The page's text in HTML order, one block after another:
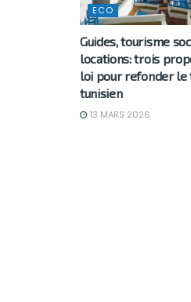
ECO
Guides, tourisme
locations: trois
loi pour refonder le
tunisien
13 MARS 2026